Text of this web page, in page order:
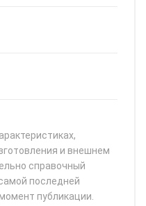
и внешнем
справочный
последней
публикации.